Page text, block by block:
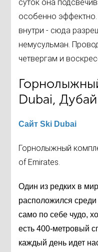
суток она
особенно
внутри - сюда
немусульман.
четвергам и
Dubai, Дубай
Сайт Ski Dubai
Горнолыжный
of Emirates.
Один из редких в
расположился
само по себе чудо,
есть 400-метровый
каждый день идет